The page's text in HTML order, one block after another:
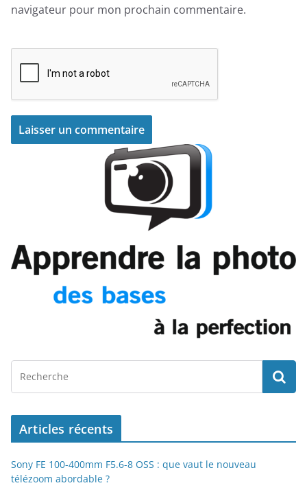
navigateur pour mon prochain commentaire.
Articles récents
Sony FE 100-400mm F5.6-8 OSS : que vaut le nouveau
télézoom abordable ?